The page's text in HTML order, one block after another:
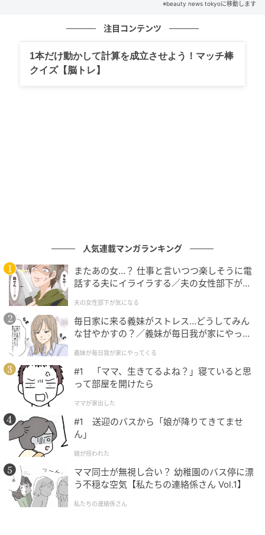
※beauty news tokyoに移動します
注目コンテンツ
1本だけ動かして計算を成立させよう！マッチ棒
クイズ【脳トレ】
人気連載マンガランキング
またあの女…？ 仕事と言いつつ楽しそうに電
話する夫にイライラする／夫の女性部下が気
夫の女性部下が気になる
毎日家に来る義妹がストレス…どうしてみん
な甘やかすの？／義妹が毎日我が家にやって
が】
義妹が毎日我が家にやってくる
#1 「ママ、生きてるよね？」寝ていると思
って部屋を開けたら
ママが家出した
#1 送迎のバスから「娘が降りてきてませ
ん」
娘が拐われた
ママ同士が無視し合い？ 幼稚園のバス停に漂
う不穏な空気【私たちの連絡係さん Vol.1】
私たちの連絡係さん